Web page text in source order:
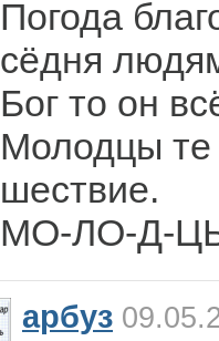
Погода
сёдня
Бог то он
Молодцы
шествие.
МО-ЛО-Д-
арбуз